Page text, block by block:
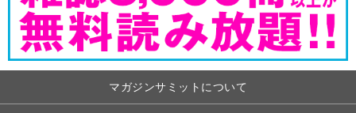
マガジンサミットについて